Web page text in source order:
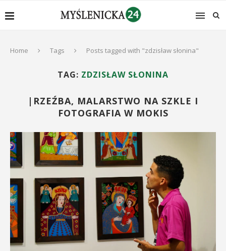
Home Tags Posts tagged with "zdzisław słonina"
TAG: ZDZISŁAW SŁONINA
|RZEŹBA, MALARSTWO NA SZKLE I
FOTOGRAFIA W MOKIS